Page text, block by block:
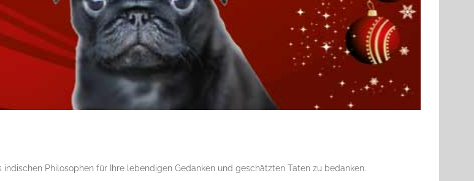
Philosophen für Ihre lebendigen Gedanken und geschätzten Taten zu bedanken.